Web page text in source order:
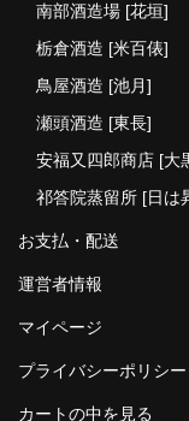
南部酒造場 [花垣]
栃倉酒造 [米百俵]
鳥屋酒造 [池月]
瀬頭酒造 [東長]
安福又四郎商店 [大
祁答院蒸留所 [日は
お支払・配送
運営者情報
マイページ
プライバシーポリシー
カートの中を見る